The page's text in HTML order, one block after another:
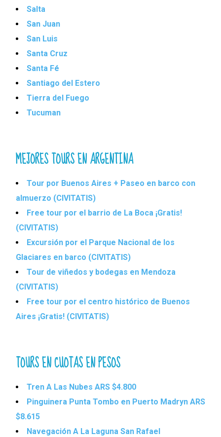
Salta
San Juan
San Luis
Santa Cruz
Santa Fé
Santiago del Estero
Tierra del Fuego
Tucuman
MEJORES TOURS EN ARGENTINA
Tour por Buenos Aires + Paseo en barco con
almuerzo (CIVITATIS)
Free tour por el barrio de La Boca ¡Gratis!
(CIVITATIS)
Excursión por el Parque Nacional de los
Glaciares en barco (CIVITATIS)
Tour de viñedos y bodegas en Mendoza
(CIVITATIS)
Free tour por el centro histórico de Buenos
Aires ¡Gratis! (CIVITATIS)
TOURS EN CUOTAS EN PESOS
Tren A Las Nubes ARS $4.800
Pinguinera Punta Tombo en Puerto Madryn ARS
$8.615
Navegación A La Laguna San Rafael